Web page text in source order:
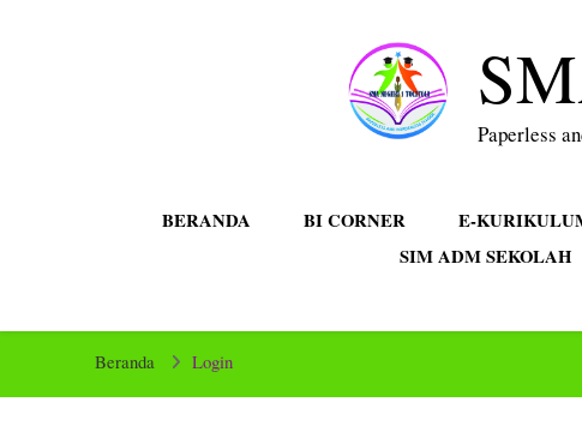
Paperless
BERANDA BI CORNER E-
SIM ADM SEKOLAH
Beranda Login